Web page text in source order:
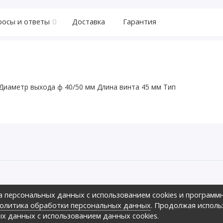
и ответы 0 Доставка Гарантия
выхода ф 40/50 мм Длина винта 45 мм Тип
персональных данных с использованием cookies и
обработки персональных данных. Продолжая
данных с использованием данных cookies.
предложить своим клиентам
ценовых диапазонах.,
2026г.